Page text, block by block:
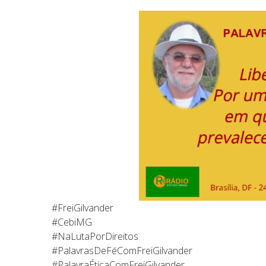
#FreiGilvander
#CebiMG
#NaLutaPorDireitos
#PalavrasDeFéComFreiGilvander